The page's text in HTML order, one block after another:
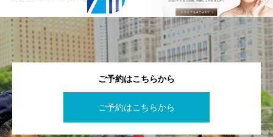
ご予約はこちらから
ご予約はこちらから